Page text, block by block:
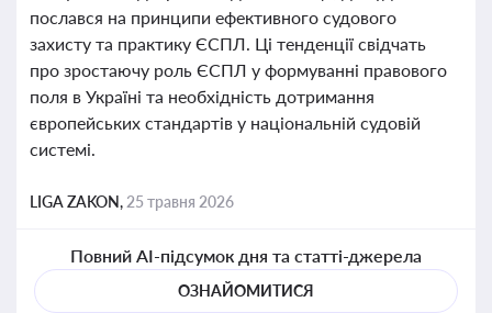
послався на принципи ефективного судового
захисту та практику ЄСПЛ. Ці тенденції свідчать
про зростаючу роль ЄСПЛ у формуванні правового
поля в Україні та необхідність дотримання
європейських стандартів у національній судовій
системі.
LIGA ZAKON, 25 травня 2026
Повний AI-підсумок дня та статті-джерела
ОЗНАЙОМИТИСЯ